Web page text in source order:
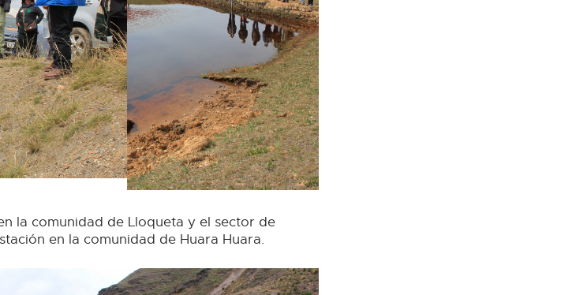
la comunidad de Lloqueta y el sector de
en la comunidad de Huara Huara.